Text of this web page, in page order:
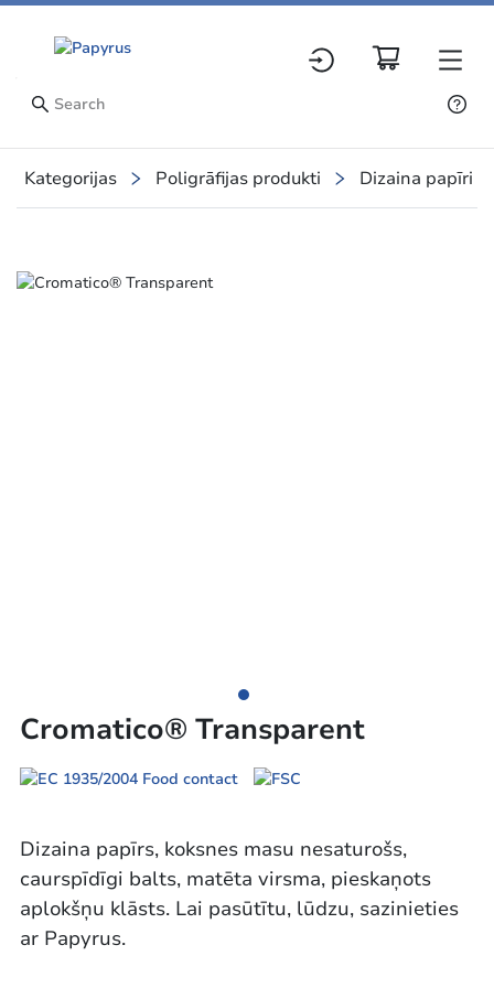
Kategorijas Poligrāfijas produkti Dizaina papīri
Slide 1 of 1
Cromatico® Transparent
Dizaina papīrs, koksnes masu nesaturošs,
caurspīdīgi balts, matēta virsma, pieskaņots
aplokšņu klāsts. Lai pasūtītu, lūdzu, sazinieties
ar Papyrus.